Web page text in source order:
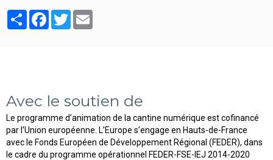
PartagerFacebook
Twitter
Avec le soutien de
Le programme d’animation de la cantine numérique est cofinancé
par l’Union européenne. L’Europe s’engage en Hauts-de-France
avec le Fonds Européen de Développement Régional (FEDER), dans
le cadre du programme opérationnel FEDER-FSE-IEJ 2014-2020